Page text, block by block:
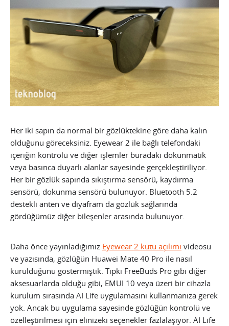
Her iki sapın da normal bir gözlüktekine göre daha kalın
olduğunu göreceksiniz. Eyewear 2 ile bağlı telefondaki
içeriğin kontrolü ve diğer işlemler buradaki dokunmatik
veya basınca duyarlı alanlar sayesinde gerçekleştiriliyor.
Her bir gözlük sapında sıkıştırma sensörü, kaydırma
sensörü, dokunma sensörü bulunuyor. Bluetooth 5.2
destekli anten ve diyafram da gözlük sağlarında
gördüğümüz diğer bileşenler arasında bulunuyor.
Daha önce yayınladığımız Eyewear 2 kutu açılımı videosu
ve yazısında, gözlüğün Huawei Mate 40 Pro ile nasıl
kurulduğunu göstermiştik. Tıpkı FreeBuds Pro gibi diğer
aksesuarlarda olduğu gibi, EMUI 10 veya üzeri bir cihazla
kurulum sırasında AI Life uygulamasını kullanmanıza gerek
yok. Ancak bu uygulama sayesinde gözlüğün kontrolü ve
özelleştirilmesi için elinizeki seçenekler fazlalaşıyor. AI Life